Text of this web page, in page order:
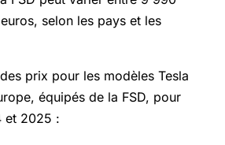
selon les pays et les
prix pour les modèles Tesla
équipés de la FSD, pour
et 2025 :